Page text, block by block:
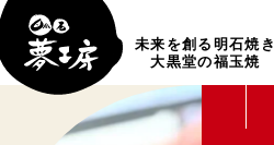
未来を創る明石焼き
大黒堂の福玉焼